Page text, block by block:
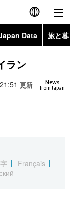
English
简体字
繁體字
العربية
Data 旅と
Images
お知らせ
ラン
News
from Japan
更新
Français